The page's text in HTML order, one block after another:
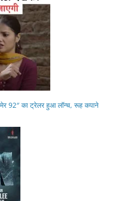
92″ का ट्रेलर हुआ लॉन्च, रूह कपाने